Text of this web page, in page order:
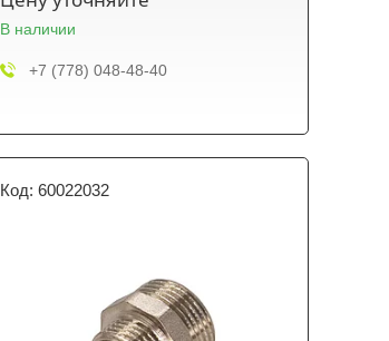
В наличии
+7 (778) 048-48-40
60022032